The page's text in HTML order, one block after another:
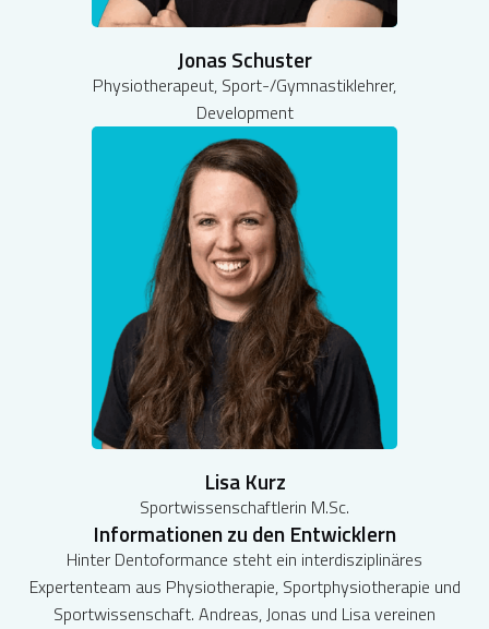
Jonas Schuster
Physiotherapeut, Sport-/Gymnastiklehrer,
Development
Lisa Kurz
Sportwissenschaftlerin M.Sc.
Informationen zu den Entwicklern
Hinter Dentoformance steht ein interdisziplinäres
Expertenteam aus Physiotherapie, Sportphysiotherapie und
Sportwissenschaft. Andreas, Jonas und Lisa vereinen